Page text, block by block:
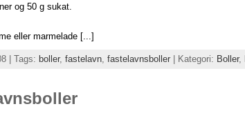
og 50 g sukat.
eller marmelade [...]
| Tags: boller, fastelavn, fastelavnsboller| Kategori: Boller,